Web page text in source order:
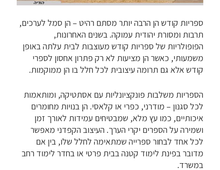
ספריות קודש הן הרבה יותר מסתם רהיט – הן סמל לערכים,
תרבות ומסורת יהודית עמוקה. בשנים האחרונות,
הפופולריות של ספריות קודש מעוצבות לבית עלתה באופן
משמעותי, כאשר הן מציעות לא רק פתרון אחסון לספרי
קודש אלא גם תרומה עיצובית לכל חלל בו הן ממוקמות.
הספריות משלבות פונקציונליות עם אסתטיקה, ומותאמות
לכל סגנון – מודרני, כפרי או קלאסי. הן בנויות מחומרים
איכותיים, כמו עץ מלא, שמבטיחים עמידות לאורך זמן
ושמירה על הספרים יקרי הערך. העיצוב הקפדני מאפשר
לכל אחד לבחור ספרייה שמתאימה לחלל שלו, בין אם
מדובר בפינת לימוד קטנה בבית פרטי או בחדר לימוד רחב
במשרד.